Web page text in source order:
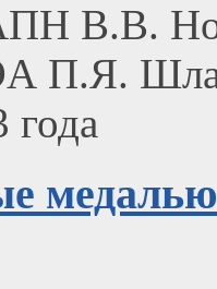
В.В.
П.Я.
года